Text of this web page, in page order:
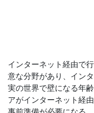
インターネット経由で
意な分野があり、イン
実の世界で壁になる年
アがインターネット経